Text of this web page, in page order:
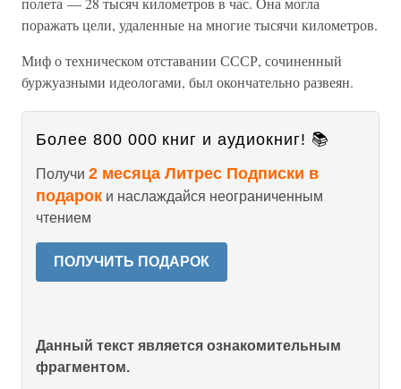
поражать цели, удаленные на многие тысячи километров.
Миф о техническом отставании СССР, сочиненный
буржуазными идеологами, был окончательно развеян.
Более 800 000 книг и аудиокниг! 📚
Получи 2 месяца Литрес Подписки в
подарок и наслаждайся неограниченным
чтением
ПОЛУЧИТЬ ПОДАРОК
Данный текст является ознакомительным
фрагментом.